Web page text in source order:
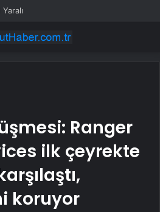
Yaralı
Ranger
ilk çeyrekte
koruyor